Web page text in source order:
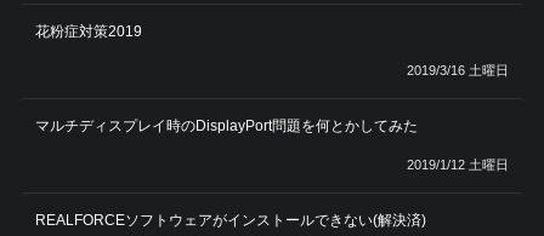
花粉症対策2019
2019/3/16 土曜日
マルチディスプレイ時のDisplayPort問題を何とかしてみた
2019/1/12 土曜日
REALFORCEソフトウェアがインストールできない(解決済)